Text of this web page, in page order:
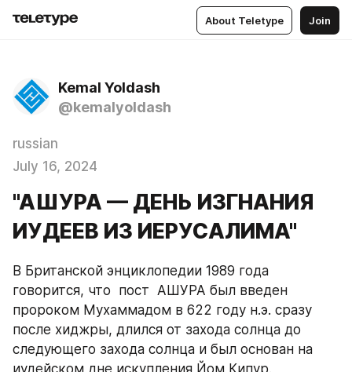
About Teletype Join
Kemal Yoldash
@kemalyoldash
russian
July 16, 2024
"АШУРА — ДЕНЬ ИЗГНАНИЯ
ИУДЕЕВ ИЗ ИЕРУСАЛИМА"
В Британской энциклопедии 1989 года
говорится, что  пост  АШУРА был введен
пророком Мухаммадом в 622 году н.э. сразу
после хиджры, длился от захода солнца до
следующего захода солнца и был основан на
иудейском дне искупления Йом Кипур.